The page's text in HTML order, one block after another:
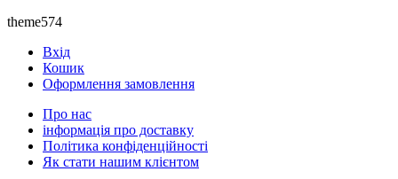
theme574
Вхід
Кошик
Оформлення замовлення
Про нас
інформація про доставку
Політика конфіденційності
Як стати нашим клієнтом